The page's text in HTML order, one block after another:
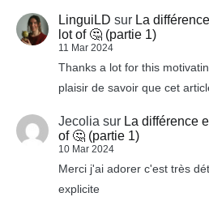
LinguiLD sur La
lot of 🤔 (partie 1)
11 Mar 2024
Thanks a lot for this
plaisir de savoir que cet
Jecolia sur La différence
of 🤔 (partie 1)
10 Mar 2024
Merci j'ai adorer c'est très
explicite